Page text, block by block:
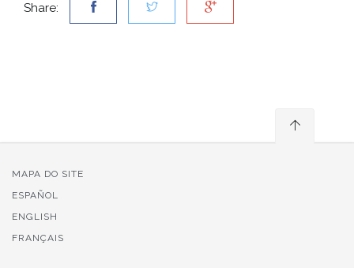
Share:
MAPA DO SITE
ESPAÑOL
ENGLISH
FRANÇAIS